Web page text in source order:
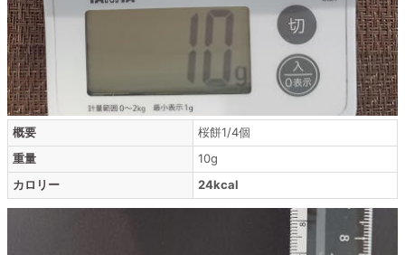
概要
桜餅1/4個
重量
10g
カロリー
24kcal